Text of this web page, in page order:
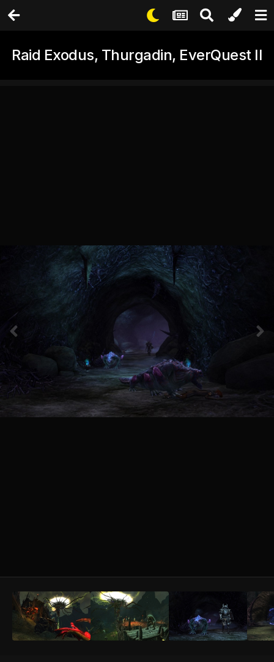
Raid Exodus, Thurgadin, EverQuest II